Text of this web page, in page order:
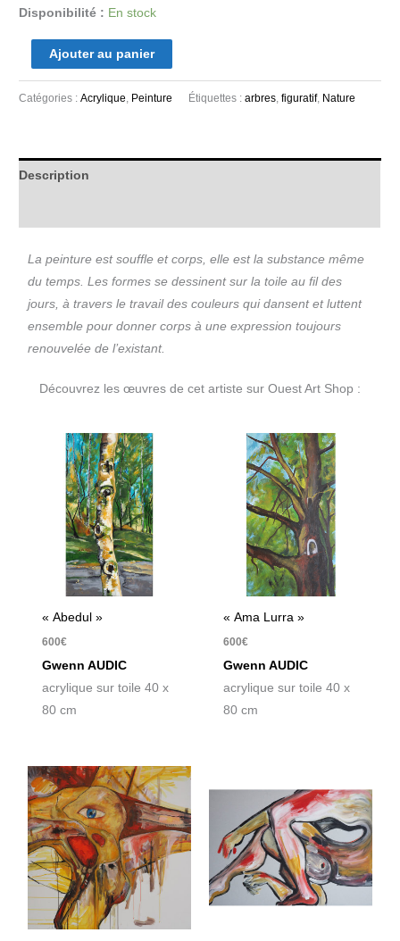
Disponibilité : En stock
Ajouter au panier
Catégories :Acrylique Peinture Étiquettes :arbres ,figuratif, Nature
Description
La peinture est souffle et corps, elle est la substance même
du temps. Les formes se dessinent sur la toile au fil des
jours, à travers le travail des couleurs qui dansent et luttent
ensemble pour donner corps à une expression toujours
renouvelée de l’existant.
Découvrez les œuvres de cet artiste sur Ouest Art Shop :
« Abedul »
600€
Gwenn AUDIC
acrylique sur toile 40 x
80 cm
« Ama Lurra »
600€
Gwenn AUDIC
acrylique sur toile 40 x
80 cm